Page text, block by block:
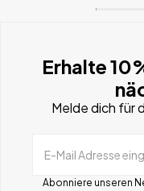
Erhalte
Melde dich für
E-Mail Adresse
Abonniere unseren